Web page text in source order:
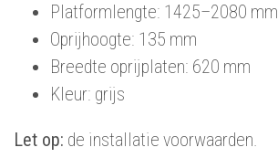
Platformlengte: 1425–2080 mm
Oprijhoogte: 135 mm
Breedte oprijplaten: 620 mm
Kleur: grijs
Let op: de installatie voorwaarden.